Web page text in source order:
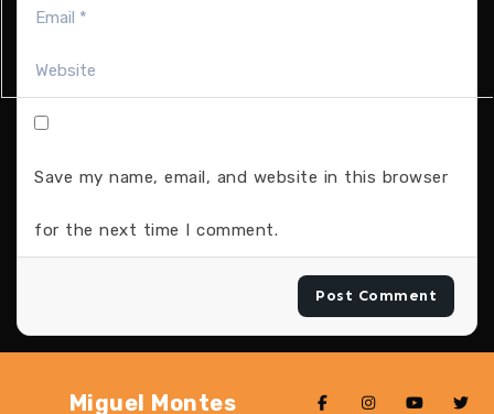
Save my name, email, and website in this browser
for the next time I comment.
Miguel Montes